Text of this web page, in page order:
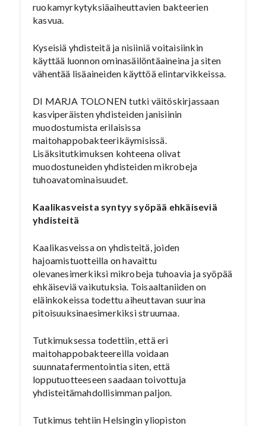
ruokamyrkytyksiäaiheuttavien bakteerien
kasvua.
Kyseisiä yhdisteitä ja nisiiniä voitaisiinkin
käyttää luonnon ominasäilöntäaineina ja siten
vähentää lisäaineiden käyttöä elintarvikkeissa.
DI MARJA TOLONEN tutki väitöskirjassaan
kasviperäisten yhdisteiden janisiinin
muodostumista erilaisissa
maitohappobakteerikäymisissä.
Lisäksitutkimuksen kohteena olivat
muodostuneiden yhdisteiden mikrobeja
tuhoavatominaisuudet.
Kaalikasveista syntyy syöpää ehkäiseviä
yhdisteitä
Kaalikasveissa on yhdisteitä, joiden
hajoamistuotteilla on havaittu
olevanesimerkiksi mikrobeja tuhoavia ja syöpää
ehkäiseviä vaikutuksia. Toisaaltaniiden on
eläinkokeissa todettu aiheuttavan suurina
pitoisuuksinaesimerkiksi struumaa.
Tutkimuksessa todettiin, että eri
maitohappobakteereilla voidaan
suunnatafermentointia siten, että
lopputuotteeseen saadaan toivottuja
yhdisteitämahdollisimman paljon.
Tutkimus tehtiin Helsingin yliopiston